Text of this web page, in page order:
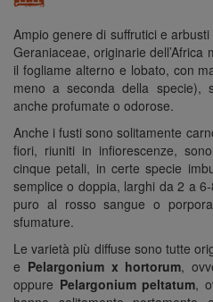
Ampio genere di suffrutici e
Geraniaceae, originarie
il fogliame alterno e lobato, con
meno a seconda della specie),
anche profumate o odorose.
Anche i fusti sono solitamente
fiori, riuniti in infiorescenze,
cinque petali, in certe specie
semplice o doppia, larghi da 2 a
puro al rosso sangue o
sfumature.
Le varietà più diffuse sono tutte
e Pelargonium x hortorum,
oppure Pelargonium peltatum,